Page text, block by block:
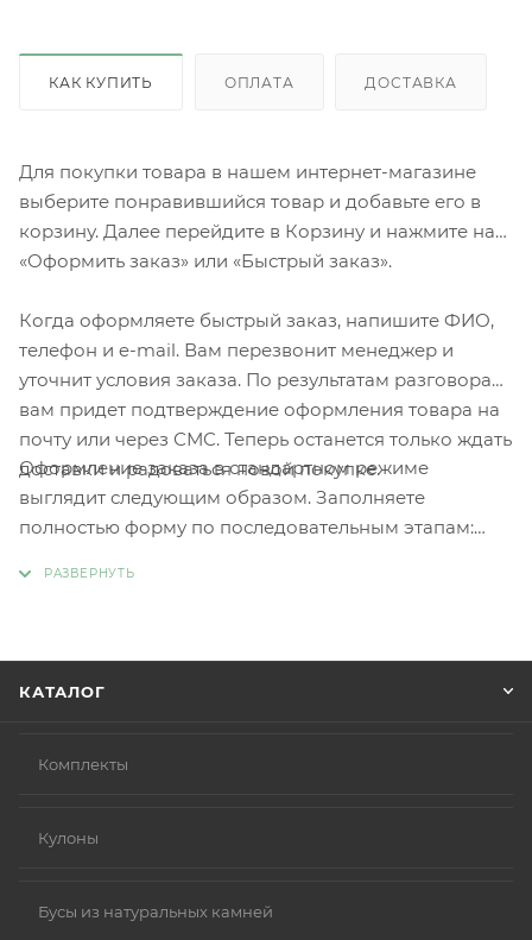
КАК КУПИТЬ ОПЛАТА ДОСТАВКА
Для покупки товара в нашем интернет-магазине
выберите понравившийся товар и добавьте его в
корзину. Далее перейдите в Корзину и нажмите на
«Оформить заказ» или «Быстрый заказ».
Когда оформляете быстрый заказ, напишите ФИО,
телефон и e-mail. Вам перезвонит менеджер и
уточнит условия заказа. По результатам разговора
вам придет подтверждение оформления товара на
почту или через СМС. Теперь останется только ждать
доставки и радоваться новой покупке.
Оформление заказа в стандартном режиме
выглядит следующим образом. Заполняете
полностью форму по последовательным этапам:
КАТАЛОГ
Комплекты
Кулоны
Бусы из натуральных камней